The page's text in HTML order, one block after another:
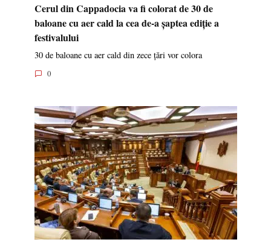
Cerul din Cappadocia va fi colorat de 30 de
baloane cu aer cald la cea de-a șaptea ediție a
festivalului
30 de baloane cu aer cald din zece țări vor colora
0